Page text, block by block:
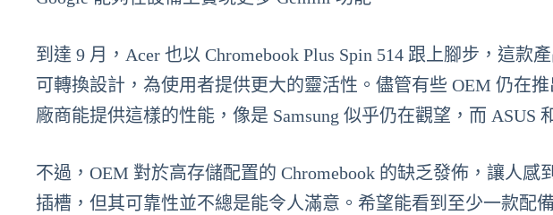
到達 9 月，Acer 也以 Chromebook Plus Spin 514 跟上腳步，這款
可轉換設計，為使用者提供更大的靈活性。儘管有些 OEM 仍在
廠商能提供這樣的性能，像是 Samsung 似乎仍在觀望，而 ASUS
不過，OEM 對於高存儲配置的 Chromebook 的缺乏發佈，讓人感
插槽，但其可靠性並不總是能令人滿意。希望能看到至少一款配